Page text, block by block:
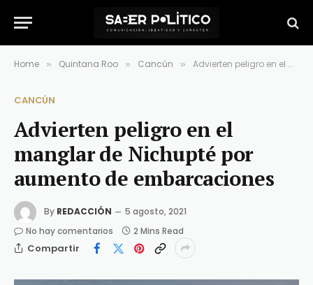
Home » Quintana Roo » Cancún » Advierten peligro en el manglar de Nichupté por aumento de embarcaciones
CANCÚN
Advierten peligro en el
manglar de Nichupté por
aumento de embarcaciones
By REDACCIÓN
5 agosto, 2021
No hay comentarios
2 Mins Read
Compartir